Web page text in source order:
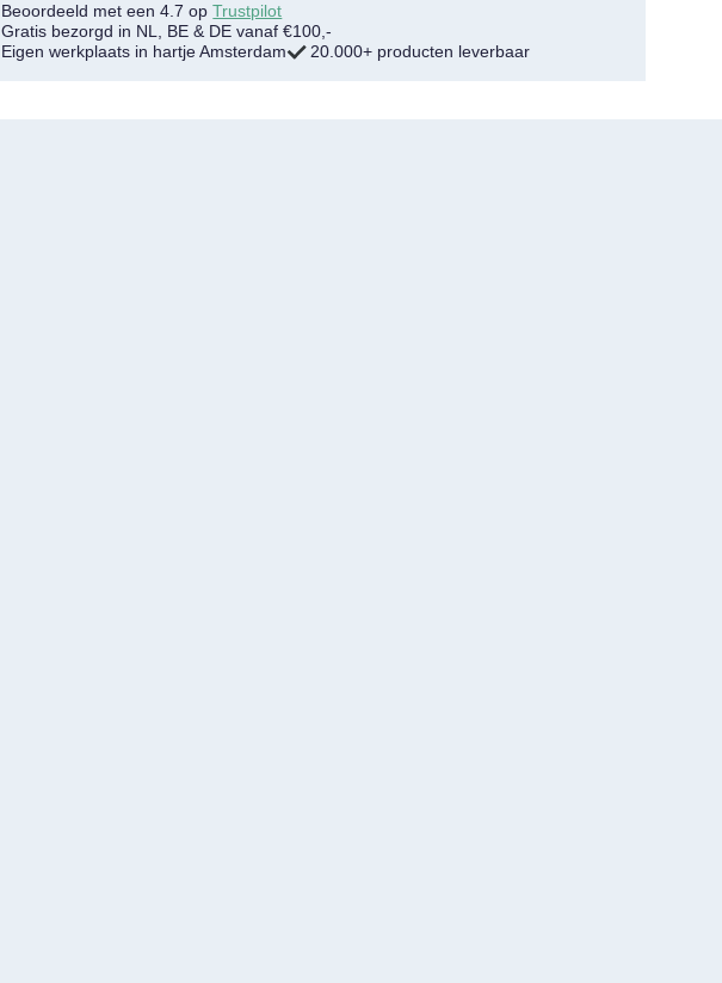
Beoordeeld met een 4.7 opTrustpilot
Gratis bezorgd in NL, BE & DE vanaf €100,-
Eigen werkplaats in hartje Amsterdam
20.000+ producten leverbaar